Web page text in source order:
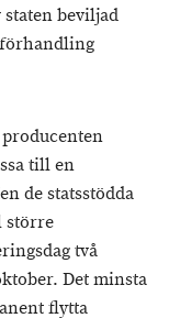
beviljad
till en
de statsstödda
större
två
Det minsta
flytta